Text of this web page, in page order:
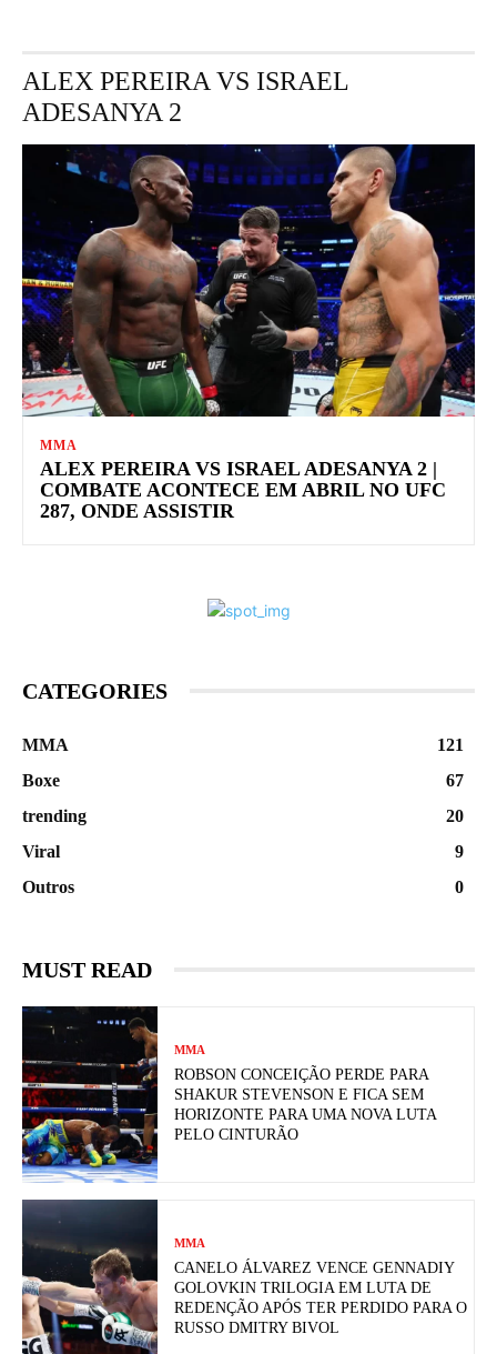
ALEX PEREIRA VS ISRAEL
ADESANYA 2
MMA
ALEX PEREIRA VS ISRAEL ADESANYA 2 |
COMBATE ACONTECE EM ABRIL NO UFC
287, ONDE ASSISTIR
CATEGORIES
MMA
121
Boxe
67
trending
20
Viral
9
Outros
0
MUST READ
MMA
ROBSON CONCEIÇÃO PERDE PARA
SHAKUR STEVENSON E FICA SEM
HORIZONTE PARA UMA NOVA LUTA
PELO CINTURÃO
MMA
CANELO ÁLVAREZ VENCE GENNADIY
GOLOVKIN TRILOGIA EM LUTA DE
REDENÇÃO APÓS TER PERDIDO PARA O
RUSSO DMITRY BIVOL